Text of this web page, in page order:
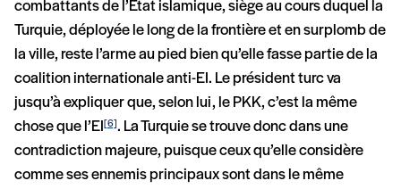
combattants de l’État islamique, siège au cours duquel la
Turquie, déployée le long de la frontière et en surplomb de
la ville, reste l’arme au pied bien qu’elle fasse partie de la
coalition internationale anti-EI. Le président turc va
jusqu’à expliquer que, selon lui, le PKK, c’est la même
chose que l’EI [6] . La Turquie se trouve donc dans une
contradiction majeure, puisque ceux qu’elle considère
comme ses ennemis principaux sont dans le même